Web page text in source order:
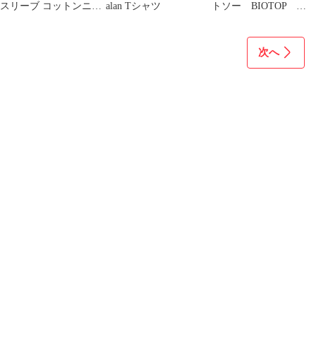
スリーブ コットンニッ alan Tシャツ
トソー BIOTOP
次へ